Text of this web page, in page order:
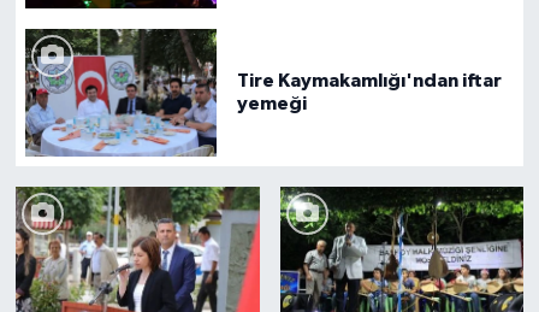
Tire Kaymakamlığı'ndan iftar
yemeği